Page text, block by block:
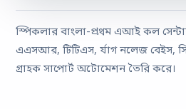
স্পিকলার বাংলা-প্রথম এআই কল
এএসআর, টিটিএস, র্যাগ নলেজ বেইস,
গ্রাহক সাপোর্ট অটোমেশন তৈরি করে।